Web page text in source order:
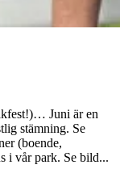
Juni är en
stämning. Se
(boende,
i vår park. Se bild...